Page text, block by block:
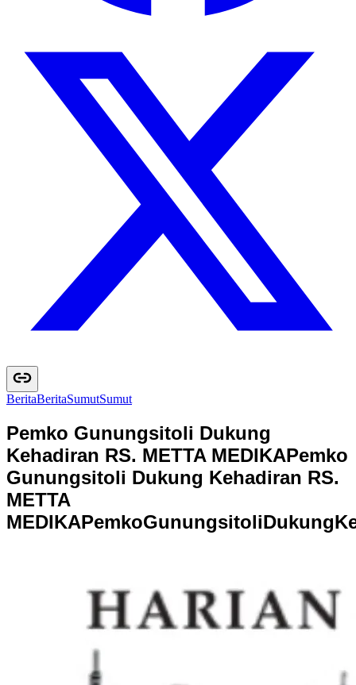
BeritaBeritaSumutSumut
Pemko Gunungsitoli Dukung
Kehadiran RS. METTA MEDIKAPemko
Gunungsitoli Dukung Kehadiran RS.
METTA
MEDIKAPemkoGunungsitoliDukungK